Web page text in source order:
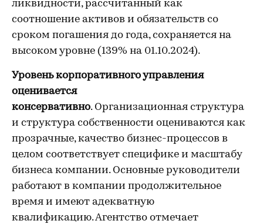
ликвидности, рассчитанный как
соотношение активов и обязательств со
сроком погашения до года, сохраняется на
высоком уровне (139% на 01.10.2024).
Уровень корпоративного управления
оценивается
консервативно. Организационная структура
и структура собственности оцениваются как
прозрачные, качество бизнес-процессов в
целом соответствует специфике и масштабу
бизнеса компании. Основные руководители
работают в компании продолжительное
время и имеют адекватную
квалификацию. Агентство отмечает